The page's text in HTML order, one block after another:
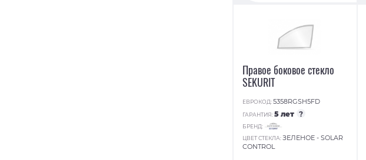
Правое боковое стекло
SEKURIT
ЕВРОКОД:5358RGSH5FD
ГАРАНТИЯ:5 лет ?
БРЕНД:
ЦВЕТ СТЕКЛА:ЗЕЛЕНОЕ - SOLAR
CONTROL